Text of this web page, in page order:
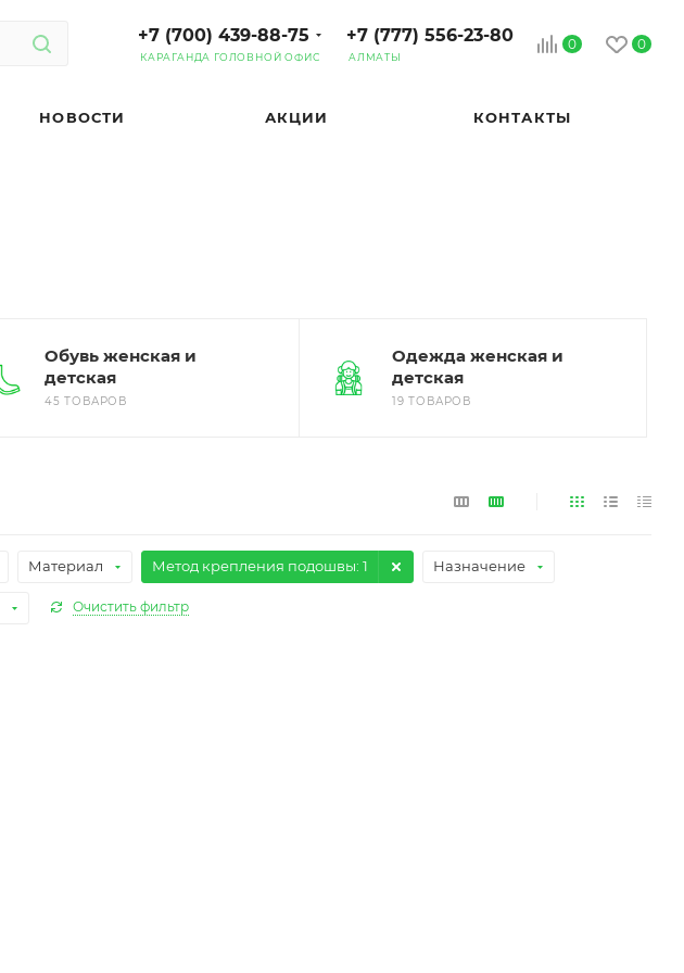
0 0
+7 (777) 556-23-80
АЛМАТЫ
+7 (700) 439-88-75
КАРАГАНДА ГОЛОВНОЙ ОФИС
НОВОСТИ АКЦИИ КОНТАКТЫ
Обувь женская и
детская
45 ТОВАРОВ
Одежда женская и
детская
19 ТОВАРОВ
Материал Метод крепления подошвы: 1 Назначение
Очистить фильтр